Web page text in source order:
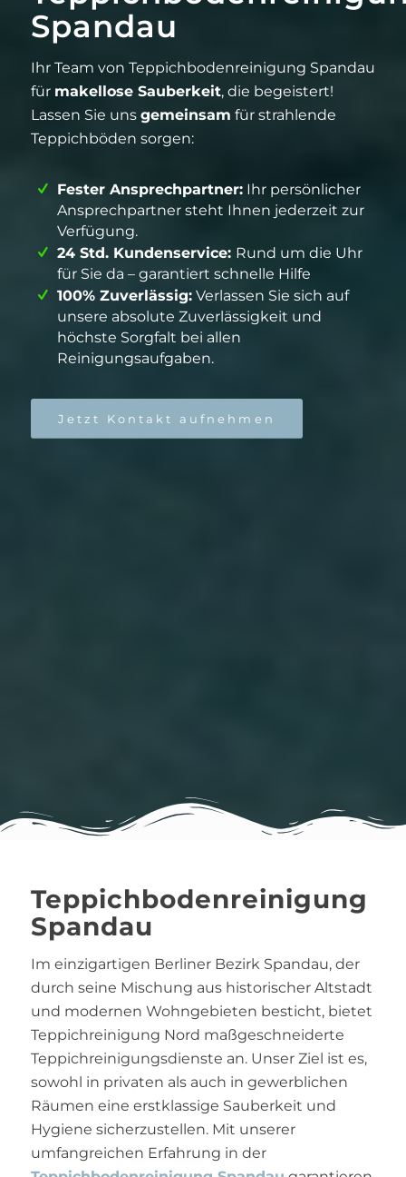
Spandau
Ihr Team von Teppichbodenreinigung Spandau
für makellose Sauberkeit, die begeistert!
Lassen Sie uns gemeinsam für strahlende
Teppichböden sorgen:
Fester Ansprechpartner: Ihr persönlicher
Ansprechpartner steht Ihnen jederzeit zur
Verfügung.
24 Std. Kundenservice: Rund um die Uhr
für Sie da – garantiert schnelle Hilfe
100% Zuverlässig: Verlassen Sie sich auf
unsere absolute Zuverlässigkeit und
höchste Sorgfalt bei allen
Reinigungsaufgaben.
Jetzt Kontakt aufnehmen
Teppichbodenreinigung
Spandau
Im einzigartigen Berliner Bezirk Spandau, der
durch seine Mischung aus historischer Altstadt
und modernen Wohngebieten besticht, bietet
Teppichreinigung Nord maßgeschneiderte
Teppichreinigungsdienste an. Unser Ziel ist es,
sowohl in privaten als auch in gewerblichen
Räumen eine erstklassige Sauberkeit und
Hygiene sicherzustellen. Mit unserer
umfangreichen Erfahrung in der